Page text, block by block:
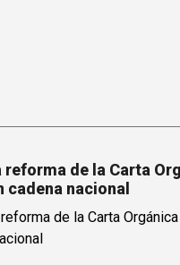
de la Carta
cadena nacional